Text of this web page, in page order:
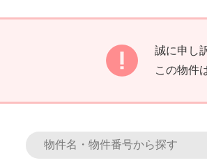
誠に申し
この物件